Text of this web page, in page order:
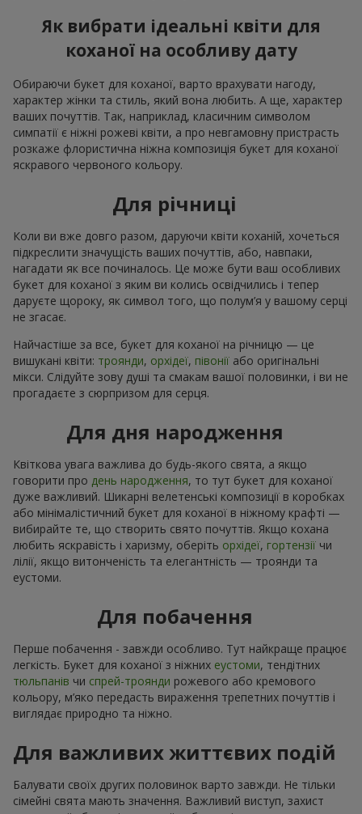
Як вибрати ідеальні квіти для
коханої на особливу дату
Обираючи букет для коханої, варто врахувати нагоду,
характер жінки та стиль, який вона любить. А ще, характер
ваших почуттів. Так, наприклад, класичним символом
симпатії є ніжні рожеві квіти, а про невгамовну пристрасть
розкаже флористична ніжна композиція букет для коханої
яскравого червоного кольору.
Для річниці
Коли ви вже довго разом, даруючи квіти коханій, хочеться
підкреслити значущість ваших почуттів, або, навпаки,
нагадати як все починалось. Це може бути ваш особливих
букет для коханої з яким ви колись освідчились і тепер
даруєте щороку, як символ того, що полум’я у вашому серці
не згасає.
Найчастіше за все, букет для коханої на річницю — це
вишукані квіти: троянди, орхідеї, півонії або оригінальні
мікси. Слідуйте зову душі та смакам вашої половинки, і ви не
прогадаєте з сюрпризом для серця.
Для дня народження
Квіткова увага важлива до будь-якого свята, а якщо
говорити про день народження, то тут букет для коханої
дуже важливий. Шикарні велетенські композиції в коробках
або мінімалістичний букет для коханої в ніжному крафті —
вибирайте те, що створить свято почуттів. Якщо кохана
любить яскравість і харизму, оберіть орхідеї, гортензії чи
лілії, якщо витонченість та елегантність — троянди та
еустоми.
Для побачення
Перше побачення - завжди особливо. Тут найкраще працює
легкість. Букет для коханої з ніжних еустоми, тендітних
тюльпанів чи спрей-троянди рожевого або кремового
кольору, м’яко передасть вираження трепетних почуттів і
виглядає природно та ніжно.
Для важливих життєвих подій
Балувати своїх других половинок варто завжди. Не тільки
сімейні свята мають значення. Важливий виступ, захист